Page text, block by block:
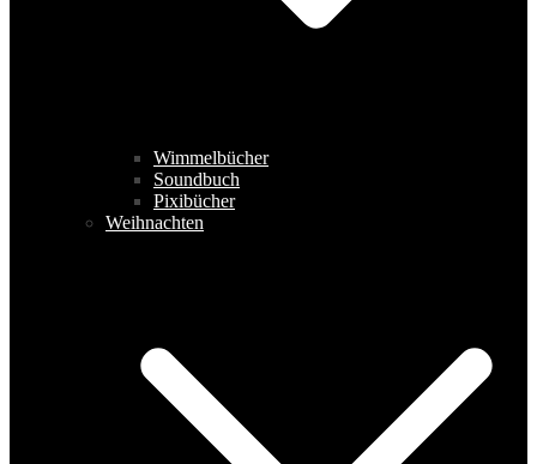
Wimmelbücher
Soundbuch
Pixibücher
Weihnachten